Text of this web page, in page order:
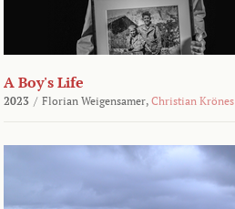
A Boy's Life
2023 / Florian Weigensamer, Christian Krönes